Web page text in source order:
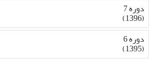
دوره 7
(1396)
دوره 6
(1395)